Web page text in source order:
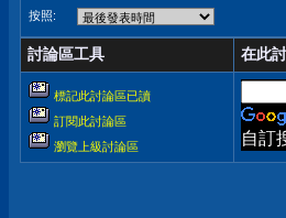
按照:
討論區工具 在此
標記此討論區已讀
訂閱此討論區
瀏覽上級討論區
自訂